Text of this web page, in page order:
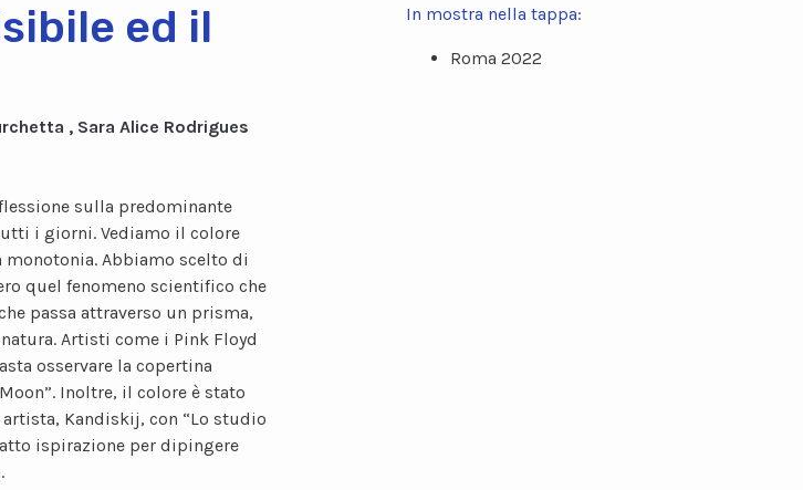
ed il
, Sara Alice Rodrigues
sulla predominante
i giorni. Vediamo il colore
monotonia. Abbiamo scelto di
quel fenomeno scientifico che
passa attraverso un prisma,
Artisti come i Pink Floyd
osservare la copertina
Inoltre, il colore è stato
Kandiskij, con “Lo studio
ispirazione per dipingere
In mostra nella tappa:
Roma 2022